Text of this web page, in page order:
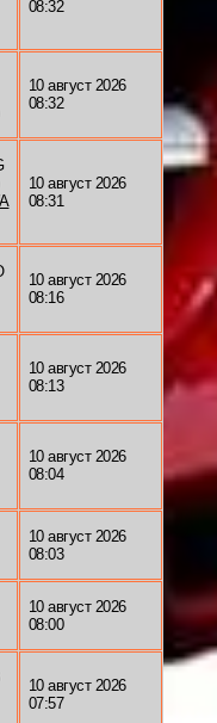
08:32
10 август 2026
08:32
10 август 2026
08:31
10 август 2026
08:16
10 август 2026
08:13
10 август 2026
08:04
10 август 2026
08:03
10 август 2026
08:00
10 август 2026
07:57